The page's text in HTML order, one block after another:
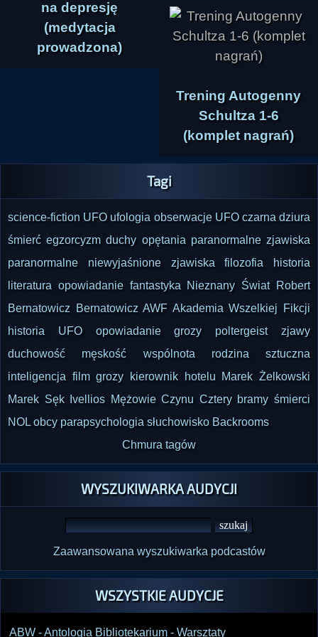
przypowieści. Centralną postacią opowieści jest
Haj, który dorasta samotnie na bezludnej wyspie
i sam, wyłącznie dzięki obserwacji oraz
pierwszej przyczynie i porządku rzeczywistości.
Później doświadcza także kontemplacji i
mistycznego zjednoczenia z absolutem. Gdy
odkryte rozumem są zbieżne z religią. Ibn Tufajl
pokazuje jednak także ograniczenia
komunikacji: ludzie często wolą symbole i proste
opowieści niż wymagającą metafizykę.
średniowiecznej książki i jej wpływ na
późniejszą myśl europejską.
Po tym następuje opowiadanie Marka Tomasika
Czarna dziura, utrzymane w konwencji
humorystycznej fantastyki naukowej. Dwaj
studenci-pracownicy laboratorium oglądają
kolega stworzył czarną dziurę jako rodzaj
kosmicznego „wentylu bezpieczeństwa” i
element kończący życie gwiazd. W dalszym
ciągu okazuje się, że wspólny projekt przyjaciół
obejmuje stworzenie inteligentnego życia na
planecie podobnej do Ziemi. Bohaterowie
obserwują rozwój cywilizacji, jej wojny, upadki i
kolejne katastrofy kosmiczne, a potem muszą
tłumaczyć się rektorowi uczelni z naruszenia
regulaminu, który zabrania tworzenia życia
podobnego do stwórcy. Narracja łączy humor,
na depresję
(medytacja
prowadzona)
Trening Autogenny
Schultza 1-6
(komplet nagrań)
Tagi
science-fiction UFO ufologia obserwacje UFO czarna dziura
śmierć egzorcyzm duchy opętania paranormalne zjawiska
paranormalne
niewyjaśnione zjawiska filozofia
historia
literatura opowiadanie fantastyka Nieznany Świat
Robert
Bernatowicz Bernatowicz AWF Akademia Wszelkiej Fikcji
historia UFO
opowiadanie grozy poltergeist
zjawy
duchowość
męskość wspólnota rodzina
sztuczna
inteligencja film grozy kierownik hotelu
Marek Żelkowski
Marek Sęk Ivellios Mężowie Czynu Cztery bramy śmierci
NOL obcy parapsychologia słuchowisko Backrooms
Chmura tagów
WYSZUKIWARKA AUDYCJI
Zaawansowana wyszukiwarka podcastów
WSZYSTKIE AUDYCJE
ABW - Antologia Bibliotekarium - Warsztaty